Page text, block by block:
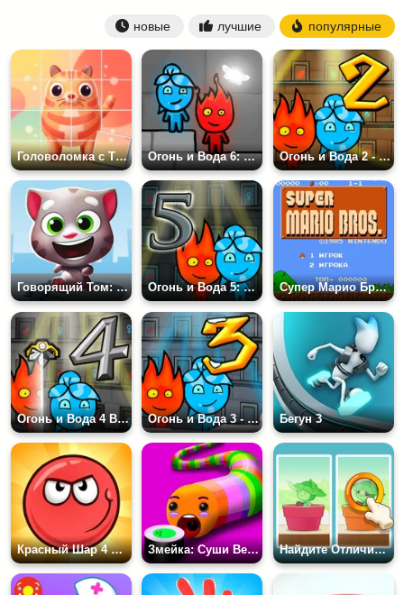
новые лучшие популярные
Головоломка с Тварями Огонь и Вода 6: Храм Фей Огонь и Вода 2 - В светлом храме
Говорящий Том: Бег за Золотом Огонь и Вода 5: Элементы Супер Марио Брос Денди
Огонь и Вода 4 В хрустальном храме Огонь и Вода 3 - В ледяном храме Бегун 3
Красный Шар 4 Оригинал Змейка: Суши Вечеринка Найдите Отличия: Будь Внимателен